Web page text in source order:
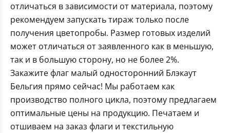
отличаться в зависимости от материала, поэтому
рекомендуем запускать тираж только после
получения цветопробы. Размер готовых изделий
может отличаться от заявленного как в меньшую,
так и в большую сторону, но не более 2%.
Закажите флаг малый односторонний Блэкаут
Бельгия прямо сейчас! Мы работаем как
производство полного цикла, поэтому предлагаем
оптимальные цены на продукцию. Печатаем и
отшиваем на заказ флаги и текстильную